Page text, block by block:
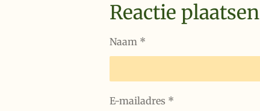
Reactie plaatsen
Naam *
E-mailadres *